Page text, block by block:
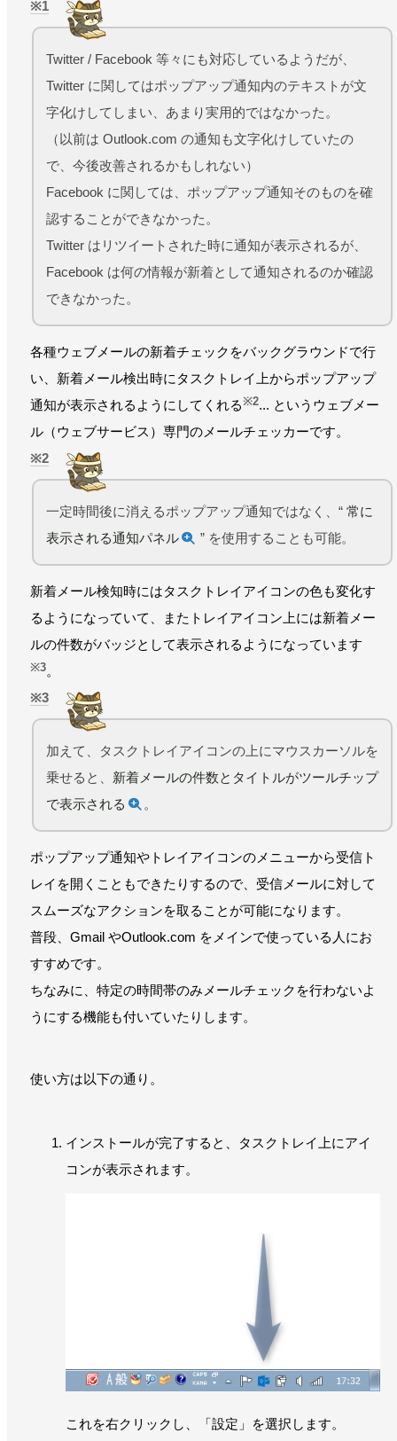
1
Twitter / Facebook 等々にも対応しているようだが、
Twitter に関してはポップアップ通知内のテキストが文
字化けしてしまい、あまり実用的ではなかった。
（以前は Outlook.com の通知も文字化けしていたの
で、今後改善されるかもしれない）
Facebook に関しては、ポップアップ通知そのものを確
認することができなかった。
Twitter はリツイートされた時に通知が表示されるが、
Facebook は何の情報が新着として通知されるのか確認
できなかった。
各種ウェブメールの新着チェックをバックグラウンドで行
い、新着メール検出時にタスクトレイ上からポップアップ
通知が表示されるようにしてくれる※2... というウェブメー
ル（ウェブサービス）専門のメールチェッカーです。
2
一定時間後に消えるポップアップ通知ではなく、“ 常に
表示される通知パネル
” を使用することも可能。
新着メール検知時にはタスクトレイアイコンの色も変化す
るようになっていて、またトレイアイコン上には新着メー
ルの件数がバッジとして表示されるようになっています
※3。
3
加えて、タスクトレイアイコンの上にマウスカーソルを
乗せると、 新着メールの件数とタイトルがツールチップ
で表示される
。
ポップアップ通知やトレイアイコンのメニューから受信ト
レイを開くこともできたりするので、受信メールに対して
スムーズなアクションを取ることが可能になります。
普段、Gmail やOutlook.com をメインで使っている人にお
すすめです。
ちなみに、特定の時間帯のみメールチェックを行わないよ
うにする機能も付いていたりします。
使い方は以下の通り。
インストールが完了すると、タスクトレイ上にアイ
コンが表示されます。
これを右クリックし、「設定」を選択します。